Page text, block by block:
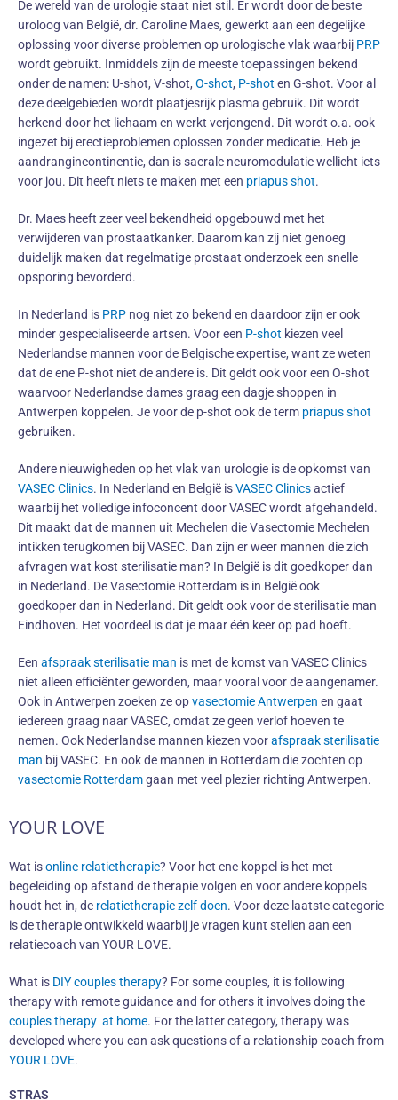
De wereld van de urologie staat niet stil. Er wordt door de beste
uroloog van België, dr. Caroline Maes, gewerkt aan een degelijke
oplossing voor diverse problemen op urologische vlak waarbij PRP
wordt gebruikt. Inmiddels zijn de meeste toepassingen bekend
onder de namen: U-shot, V-shot, O-shot, P-shot en G-shot. Voor al
deze deelgebieden wordt plaatjesrijk plasma gebruik. Dit wordt
herkend door het lichaam en werkt verjongend. Dit wordt o.a. ook
ingezet bij erectieproblemen oplossen zonder medicatie. Heb je
aandrangincontinentie, dan is sacrale neuromodulatie wellicht iets
voor jou. Dit heeft niets te maken met een priapus shot.
Dr. Maes heeft zeer veel bekendheid opgebouwd met het
verwijderen van prostaatkanker. Daarom kan zij niet genoeg
duidelijk maken dat regelmatige prostaat onderzoek een snelle
opsporing bevorderd.
In Nederland is PRP nog niet zo bekend en daardoor zijn er ook
minder gespecialiseerde artsen. Voor een P-shot kiezen veel
Nederlandse mannen voor de Belgische expertise, want ze weten
dat de ene P-shot niet de andere is. Dit geldt ook voor een O-shot
waarvoor Nederlandse dames graag een dagje shoppen in
Antwerpen koppelen. Je voor de p-shot ook de term priapus shot
gebruiken.
Andere nieuwigheden op het vlak van urologie is de opkomst van
VASEC Clinics. In Nederland en België isVASEC Clinicsactief
waarbij het volledige infoconcent door VASEC wordt afgehandeld.
Dit maakt dat de mannen uit Mechelen die Vasectomie Mechelen
intikken terugkomen bij VASEC. Dan zijn er weer mannen die zich
afvragen wat kost sterilisatie man? In België is dit goedkoper dan
in Nederland. De Vasectomie Rotterdam is in België ook
goedkoper dan in Nederland. Dit geldt ook voor de sterilisatie man
Eindhoven. Het voordeel is dat je maar één keer op pad hoeft.
Een afspraak sterilisatie man is met de komst van VASEC Clinics
niet alleen efficiënter geworden, maar vooral voor de aangenamer.
Ook in Antwerpen zoeken ze opvasectomie Antwerpen en gaat
iedereen graag naar VASEC, omdat ze geen verlof hoeven te
nemen. Ook Nederlandse mannen kiezen voorafspraak sterilisatie
man bij VASEC. En ook de mannen in Rotterdam die zochten op
vasectomie Rotterdamgaan met veel plezier richting Antwerpen.
YOUR LOVE
Wat isonline relatietherapie? Voor het ene koppel is het met
begeleiding op afstand de therapie volgen en voor andere koppels
houdt het in, de relatietherapie zelf doen. Voor deze laatste categorie
is de therapie ontwikkeld waarbij je vragen kunt stellen aan een
relatiecoach van YOUR LOVE.
What is DIY couples therapy? For some couples, it is following
therapy with remote guidance and for others it involves doing the
couples therapy at home. For the latter category, therapy was
developed where you can ask questions of a relationship coach from
YOUR LOVE.
STRAS